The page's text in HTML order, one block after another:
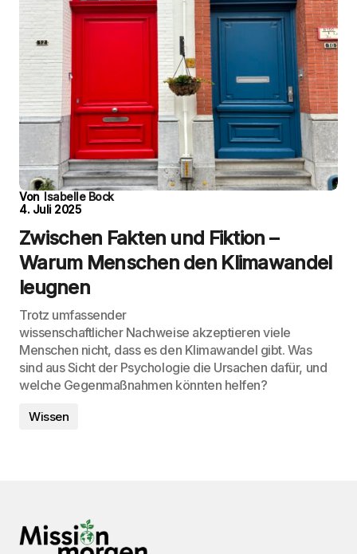
Von Isabelle Bock
4. Juli 2025
Zwischen Fakten und Fiktion –
Warum Menschen den Klimawandel
leugnen
Trotz umfassender
wissenschaftlicher Nachweise akzeptieren viele
Menschen nicht, dass es den Klimawandel gibt. Was
sind aus Sicht der Psychologie die Ursachen dafür, und
welche Gegenmaßnahmen könnten helfen?
Wissen